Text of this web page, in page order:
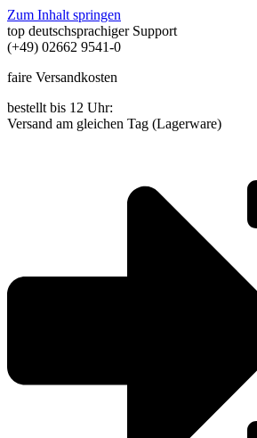
Zum Inhalt springen
top deutschsprachiger Support
(+49) 02662 9541-0
faire Versandkosten
bestellt bis 12 Uhr:
Versand am gleichen Tag (Lagerware)